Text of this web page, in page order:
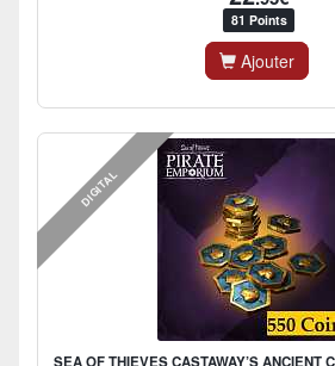
81 Points
Ajouter
DIGITAL